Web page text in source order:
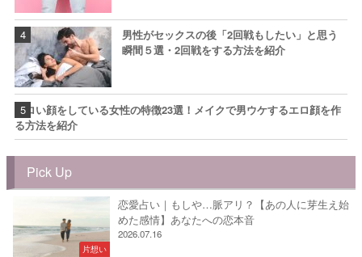
男性がセックスの後「2回戦もしたい」と思う
瞬間５選・2回戦をする方法を紹介
エロい顔をしている女性の特徴23選！メイクで男ウケするエロ顔を作
る方法を紹介
Pick Up
片想い
恋愛占い｜もしや…脈アリ？【あの人に芽生え始
めた感情】あなたへの恋本音
2026.07.16